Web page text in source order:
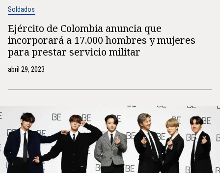
Soldados
Ejército de Colombia anuncia que
incorporará a 17.000 hombres y mujeres
para prestar servicio militar
abril 29, 2023